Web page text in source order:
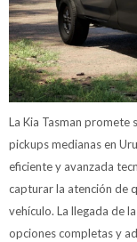
La Kia Tasman promete
pickups medianas en
eficiente y avanzada
capturar la atención de
vehículo. La llegada de
opciones completas y